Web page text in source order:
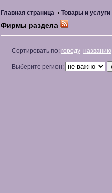
Главная страница Товары и услуги
Фирмы раздела
Сортировать по: городу названию
Выберите регион: